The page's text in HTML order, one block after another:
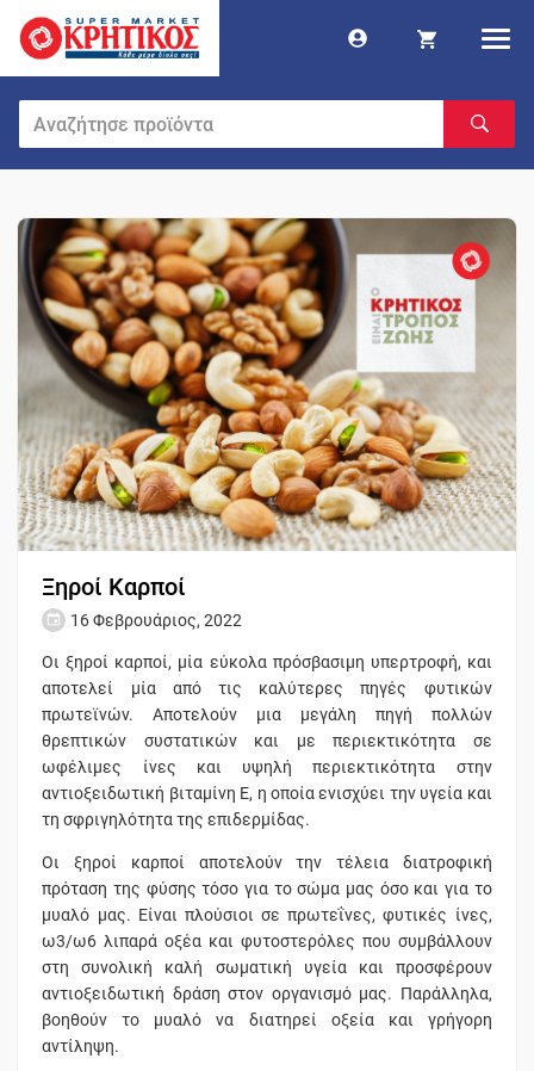
Ξηροί Καρποί
16 Φεβρουάριος, 2022
Οι ξηροί καρποί, μία εύκολα πρόσβασιμη υπερτροφή, και
αποτελεί μία από τις καλύτερες πηγές φυτικών
πρωτεϊνών. Αποτελούν μια μεγάλη πηγή πολλών
θρεπτικών συστατικών και με περιεκτικότητα σε
ωφέλιμες ίνες και υψηλή περιεκτικότητα στην
αντιοξειδωτική βιταμίνη Ε, η οποία ενισχύει την υγεία και
τη σφριγηλότητα της επιδερμίδας.
Οι ξηροί καρποί αποτελούν την τέλεια διατροφική
πρόταση της φύσης τόσο για το σώμα μας όσο και για το
μυαλό μας. Είναι πλούσιοι σε πρωτεΐνες, φυτικές ίνες,
ω3/ω6 λιπαρά οξέα και φυτοστερόλες που συμβάλλουν
στη συνολική καλή σωματική υγεία και προσφέρουν
αντιοξειδωτική δράση στον οργανισμό μας. Παράλληλα,
βοηθούν το μυαλό να διατηρεί οξεία και γρήγορη
αντίληψη.